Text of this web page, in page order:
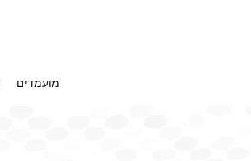
מועמדים